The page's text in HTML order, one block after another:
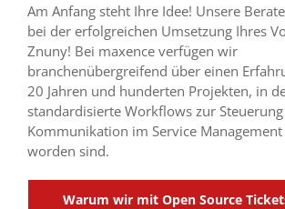
Am Anfang steht Ihre Idee! Unsere
bei der erfolgreichen Umsetzung Ihres
Znuny! Bei maxence verfügen wir
branchenübergreifend über einen
20 Jahren und hunderten Projekten, in
standardisierte Workflows zur
Kommunikation im Service
worden sind.
Warum wir mit Open Source